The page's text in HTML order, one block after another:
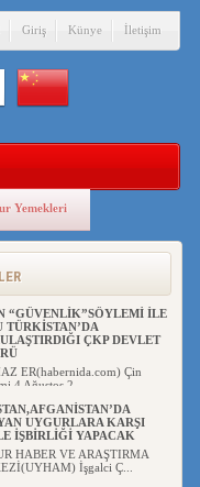
Giriş Künye İletişim
Yemekleri
“GÜVENLİK”SÖYLEMİ İLE
TÜRKİSTAN’DA
ÇKP DEVLET
ER(habernida.com) Çin
4 Ağustos 2...
UYGURLARA KARŞI
İŞBİRLİĞİ YAPACAK
HABER VE ARAŞTIRMA
İşgalci Ç...